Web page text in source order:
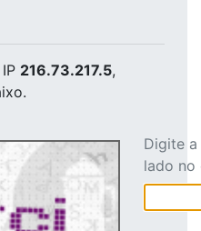
216.73.217.5,
Digite
lado no